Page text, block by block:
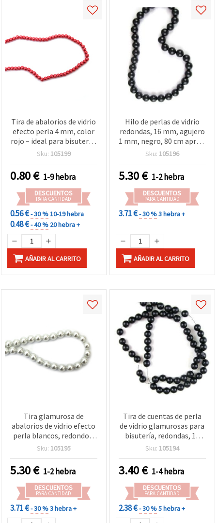
Tira de abalorios de vidrio
efecto perla 4 mm, color
rojo – ideal para bisutería,
accesorios y
decorativas, aprox. 216
uds
Sku: 105199
0.80€ 1-9 hebra
DESCUENTOS
PARA CANTIDAD
0.56 €- 30 %10-19 hebra
0.48 €- 40 % 20 hebra +
AÑADIR AL CARRITO
Hilo de perlas de vidrio
redondas, 16 mm, agujero
1 mm, negro, 80 cm aprox.
(55 uds aprox.),
bisutería y manualidades
DIY
Sku: 105196
5.30€ 1-2 hebra
DESCUENTOS
PARA CANTIDAD
3.71 €- 30 %3 hebra +
AÑADIR AL CARRITO
Tira glamurosa de
abalorios de vidrio efecto
perla blancos, redondos,
16 mm, agujero 1 mm,
Sku: 105195
5.30€ 1-2 hebra
DESCUENTOS
PARA CANTIDAD
3.71 €- 30 %3 hebra +
Tira de cuentas de perla
de vidrio glamurosas para
bisutería, redondas, 14
mm, agujero 1 mm, color
Sku: 105194
3.40€ 1-4 hebra
DESCUENTOS
PARA CANTIDAD
2.38 €- 30 %5 hebra +